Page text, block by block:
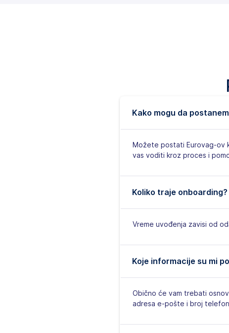
Kako mogu da
Možete postati Eurovag-ov
vas voditi kroz proces i
Koliko traje onboarding?
Vreme uvođenja zavisi od
Koje informacije su mi
Obično će vam trebati
adresa e-pošte i broj